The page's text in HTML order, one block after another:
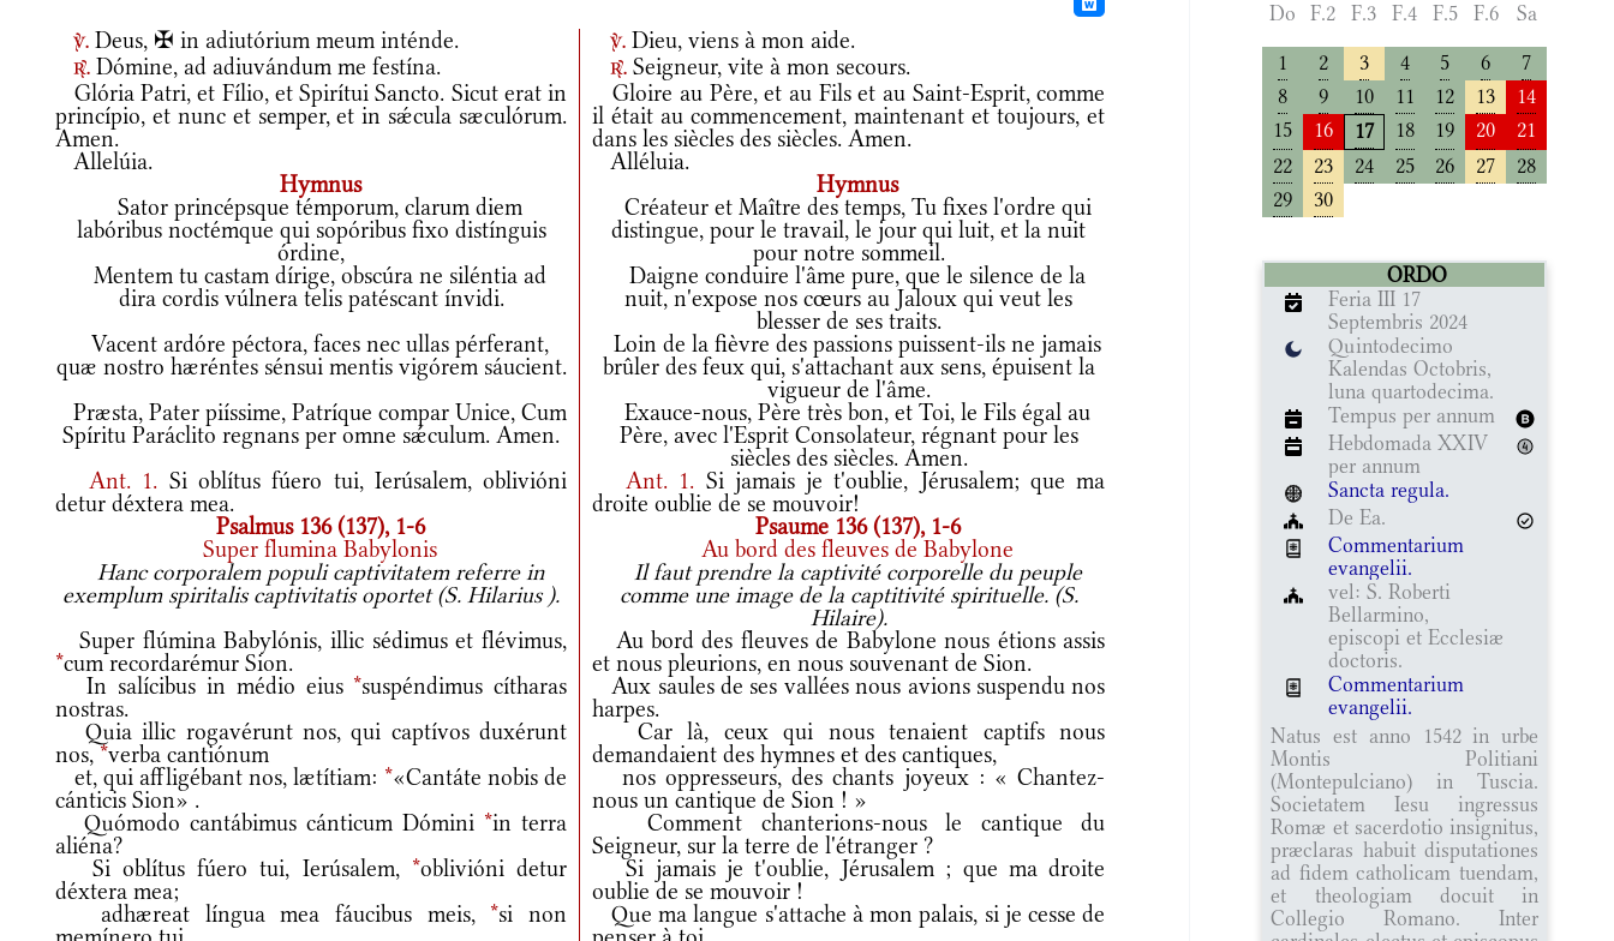
v. Deus, ✠ in adiutórium meum inténde. v. Dieu, viens à mon aide.
r. Dómine, ad adiuvándum me festína. r. Seigneur, vite à mon secours.
Glória Patri, et Fílio, et Spirítui Sancto. Sicut erat in
princípio, et nunc et semper, et in sǽcula sæculórum.
Amen.
Gloire au Père, et au Fils et au Saint-Esprit, comme
il était au commencement, maintenant et toujours, et
dans les siècles des siècles. Amen.
Allelúia.
Alléluia.
Hymnus
Hymnus
Sator princépsque témporum, clarum diem
labóribus noctémque qui sopóribus fixo distínguis
órdine,
Créateur et Maître des temps, Tu fixes l'ordre qui
distingue, pour le travail, le jour qui luit, et la nuit
pour notre sommeil.
Mentem tu castam dírige, obscúra ne siléntia ad
dira cordis vúlnera telis patéscant ínvidi.
Daigne conduire l'âme pure, que le silence de la
nuit, n'expose nos cœurs au Jaloux qui veut les
blesser de ses traits.
Vacent ardóre péctora, faces nec ullas pérferant,
quæ nostro hæréntes sénsui mentis vigórem sáucient.
Loin de la fièvre des passions puissent-ils ne jamais
brûler des feux qui, s'attachant aux sens, épuisent la
vigueur de l'âme.
Præsta, Pater piíssime, Patríque compar Unice, Cum
Spíritu Paráclito regnans per omne sǽculum. Amen.
Exauce-nous, Père très bon, et Toi, le Fils égal au
Père, avec l'Esprit Consolateur, régnant pour les
siècles des siècles. Amen.
Ant. 1. Si oblítus fúero tui, Ierúsalem, oblivióni
detur déxtera mea.
Ant. 1. Si jamais je t'oublie, Jérusalem; que ma
droite oublie de se mouvoir!
Psalmus 136 (137), 1-6
Psaume 136 (137), 1-6
Super flumina Babylonis
Au bord des fleuves de Babylone
Hanc corporalem populi captivitatem referre in
exemplum spiritalis captivitatis oportet (S. Hilarius ).
Il faut prendre la captivité corporelle du peuple
comme une image de la captitivité spirituelle. (S.
Hilaire).
Super flúmina Babylónis, illic sédimus et flévimus,
*cum recordarémur Sion.
Au bord des fleuves de Babylone nous étions assis
et nous pleurions, en nous souvenant de Sion.
In salícibus in médio eius *suspéndimus cítharas
nostras.
Aux saules de ses vallées nous avions suspendu nos
harpes.
Quia illic rogavérunt nos, qui captívos duxérunt
nos,*verba cantiónum
Car là, ceux qui nous tenaient captifs nous
demandaient des hymnes et des cantiques,
et, qui affligébant nos, lætítiam: *«Cantáte nobis de
cánticis Sion» .
nos oppresseurs, des chants joyeux : « Chantez-
nous un cantique de Sion ! »
Quómodo cantábimus cánticum Dómini *in terra
aliéna?
Comment chanterions-nous le cantique du
Seigneur, sur la terre de l'étranger ?
Si oblítus fúero tui, Ierúsalem, *oblivióni detur
déxtera mea;
Si jamais je t'oublie, Jérusalem ; que ma droite
oublie de se mouvoir !
adhæreat língua mea fáucibus meis, *si non
Que ma langue s'attache à mon palais, si je cesse de
Do F.2 F.3 F.4 F.5 F.6 Sa
1 2 3 4 5 6
7
8
9 10 11 12 13
14
15
16 17 18 19 20
21
22
23 24 25 26 27
28
29
30
ORDO
Feria III 17
Septembris 2024
Quintodecimo
Kalendas Octobris,
luna quartodecima.
Tempus per annum
Hebdomada XXIV
per annum
Sancta regula.
De Ea.
Commentarium
evangelii.
vel: S. Roberti
Bellarmino,
episcopi et Ecclesiæ
doctoris.
Commentarium
evangelii.
Natus est anno 1542 in urbe
Montis Politiani
(Montepulciano) in Tuscia.
Societatem Iesu ingressus
Romæ et sacerdotio insignitus,
præclaras habuit disputationes
ad fidem catholicam tuendam,
et theologiam docuit in
Collegio Romano. Inter